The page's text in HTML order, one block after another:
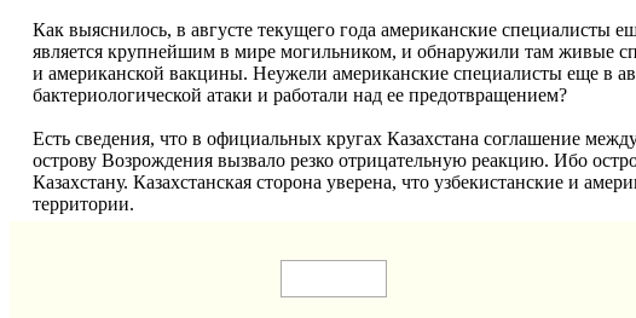
Как выяснилось, в августе текущего года американские специалисты
является крупнейшим в мире могильником, и обнаружили там живые
и американской вакцины. Неужели американские специалисты еще в
бактериологической атаки и работали над ее предотвращением?
Есть сведения, что в официальных кругах Казахстана соглашение
острову Возрождения вызвало резко отрицательную реакцию. Ибо
Казахстану. Казахстанская сторона уверена, что узбекистанские и
территории.